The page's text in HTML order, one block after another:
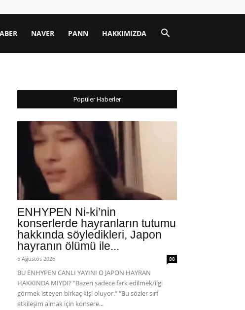
NAVER PANN HAKKIMIZDA
Popüler Haberler
ENHYPEN Ni-ki’nin
konserlerde hayranların tutumu
hakkında söyledikleri, Japon
hayranın ölümü ile...
6 Ağustos 2026 88
BU ENHYPEN CANLI YAYINI O JAPON HAYRAN
HAKKINDA MIYDI? "Bazen sadece fark edilmek/ilgi
görmek isteyen birkaç kişi oluyor." "Bu sözler sırf
etkileşim almak için konsere...